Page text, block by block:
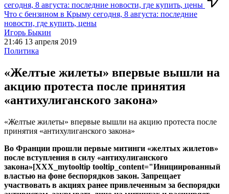
сегодня, 8 августа: последние новости, где купить, цены
Что с бензином в Крыму сегодня, 8 августа: последние
новости, где купить, цены
Игорь Быкин
21:46 13 апреля 2019
Политика
«Желтые жилеты» впервые вышли на
акцию протеста после принятия
«антихулиганского закона»
«Желтые жилеты» впервые вышли на акцию протеста после
принятия «антихулиганского закона»
Во Франции прошли первые митинги «желтых жилетов»
после вступления в силу «антихулиганского
закона»[XXX_mytooltip tooltip_content="Инициированный
властью на фоне беспорядков закон. Запрещает
участвовать в акциях ранее привлеченным за беспорядки